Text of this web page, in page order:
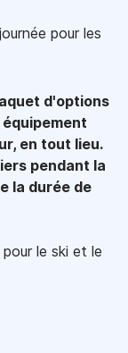
pour les
d'options
en tout lieu.
pendant la
la durée de
le ski et le